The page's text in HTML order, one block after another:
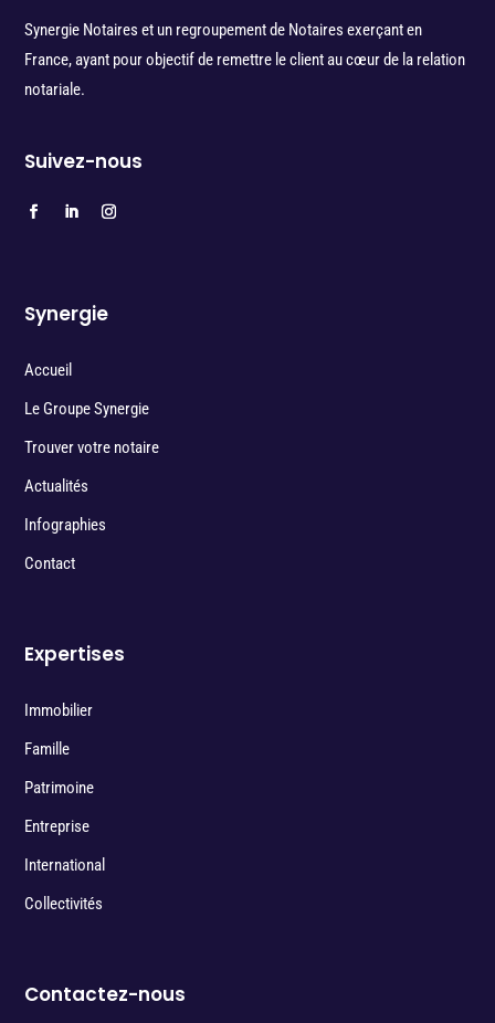
Synergie Notaires et un regroupement de Notaires exerçant en
France, ayant pour objectif de remettre le client au cœur de la relation
notariale.
Suivez-nous
Synergie
Accueil
Le Groupe Synergie
Trouver votre notaire
Actualités
Infographies
Contact
Expertises
Immobilier
Famille
Patrimoine
Entreprise
International
Collectivités
Contactez-nous